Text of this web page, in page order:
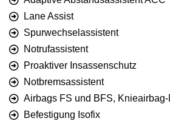
Lane Assist
Spurwechselassistent
Notrufassistent
Proaktiver Insassenschutz
Notbremsassistent
Airbags FS und BFS,
Befestigung Isofix